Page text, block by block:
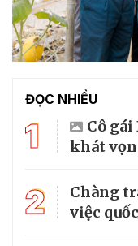
ĐỌC NHIỀU
1
Cô gái
khát
2
Chàng
việc